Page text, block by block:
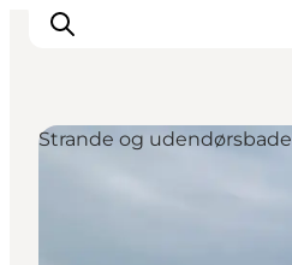
Strande og udendørsbade